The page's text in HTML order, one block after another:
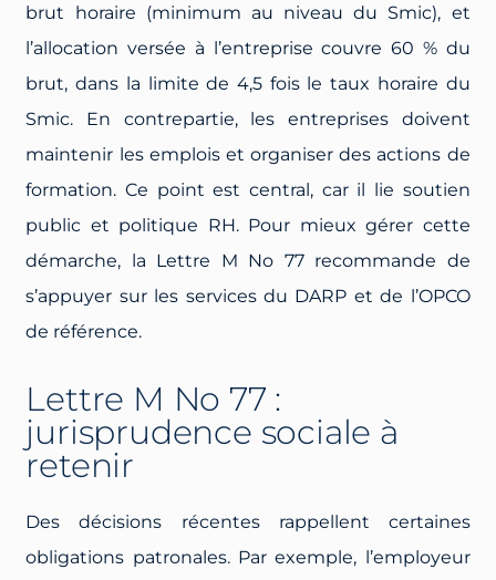
brut horaire (minimum au niveau du Smic), et
l’allocation versée à l’entreprise couvre 60 % du
brut, dans la limite de 4,5 fois le taux horaire du
Smic. En contrepartie, les entreprises doivent
maintenir les emplois et organiser des actions de
formation. Ce point est central, car il lie soutien
public et politique RH. Pour mieux gérer cette
démarche, la Lettre M No 77 recommande de
s’appuyer sur les services du DARP et de l’OPCO
de référence.
Lettre M No 77 :
jurisprudence sociale à
retenir
Des décisions récentes rappellent certaines
obligations patronales. Par exemple, l’employeur